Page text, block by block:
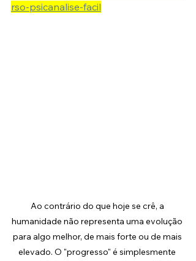
rso-psicanalise-facil
Ao contrário do que hoje se crê, a
humanidade não representa uma evolução
para algo melhor, de mais forte ou de mais
elevado. O "progresso" é simplesmente